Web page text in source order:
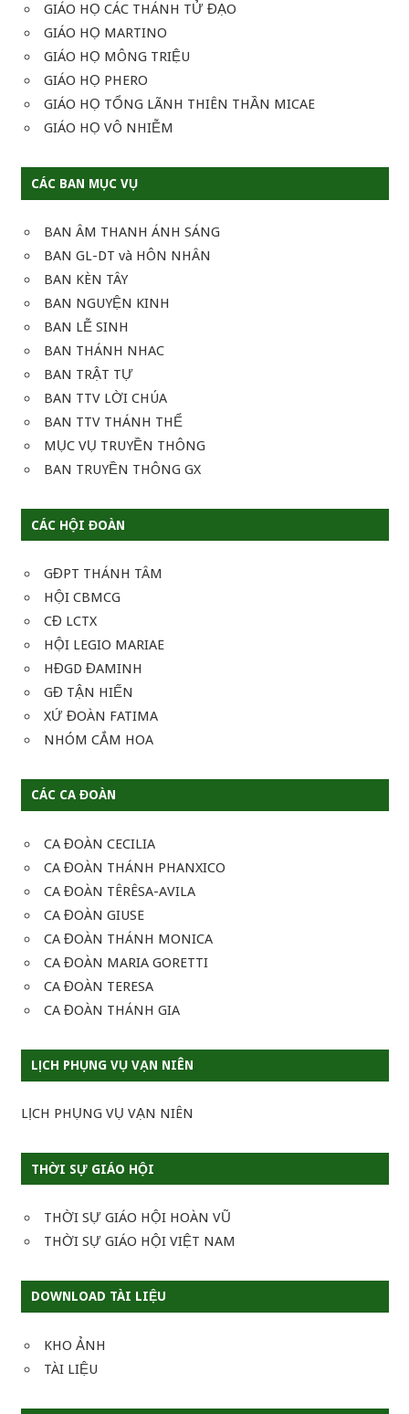
GIÁO HỌ CÁC THÁNH TỬ ĐẠO
GIÁO HỌ MARTINO
GIÁO HỌ MÔNG TRIỆU
GIÁO HỌ PHERO
GIÁO HỌ TỔNG LÃNH THIÊN THẦN MICAE
GIÁO HỌ VÔ NHIỄM
CÁC BAN MỤC VỤ
BAN ÂM THANH ÁNH SÁNG
BAN GL-DT và HÔN NHÂN
BAN KÈN TÂY
BAN NGUYỆN KINH
BAN LỄ SINH
BAN THÁNH NHAC
BAN TRẬT TỰ
BAN TTV LỜI CHÚA
BAN TTV THÁNH THỂ
MỤC VỤ TRUYỀN THÔNG
BAN TRUYỀN THÔNG GX
CÁC HỘI ĐOÀN
GĐPT THÁNH TÂM
HỘI CBMCG
CĐ LCTX
HỘI LEGIO MARIAE
HĐGD ĐAMINH
GĐ TẬN HIẾN
XỨ ĐOÀN FATIMA
NHÓM CẮM HOA
CÁC CA ĐOÀN
CA ĐOÀN CECILIA
CA ĐOÀN THÁNH PHANXICO
CA ĐOÀN TÊRÊSA-AVILA
CA ĐOÀN GIUSE
CA ĐOÀN THÁNH MONICA
CA ĐOÀN MARIA GORETTI
CA ĐOÀN TERESA
CA ĐOÀN THÁNH GIA
LỊCH PHỤNG VỤ VẠN NIÊN
LỊCH PHỤNG VỤ VẠN NIÊN
THỜI SỰ GIÁO HỘI
THỜI SỰ GIÁO HỘI HOÀN VŨ
THỜI SỰ GIÁO HỘI VIỆT NAM
DOWNLOAD TÀI LIỆU
KHO ẢNH
TÀI LIỆU